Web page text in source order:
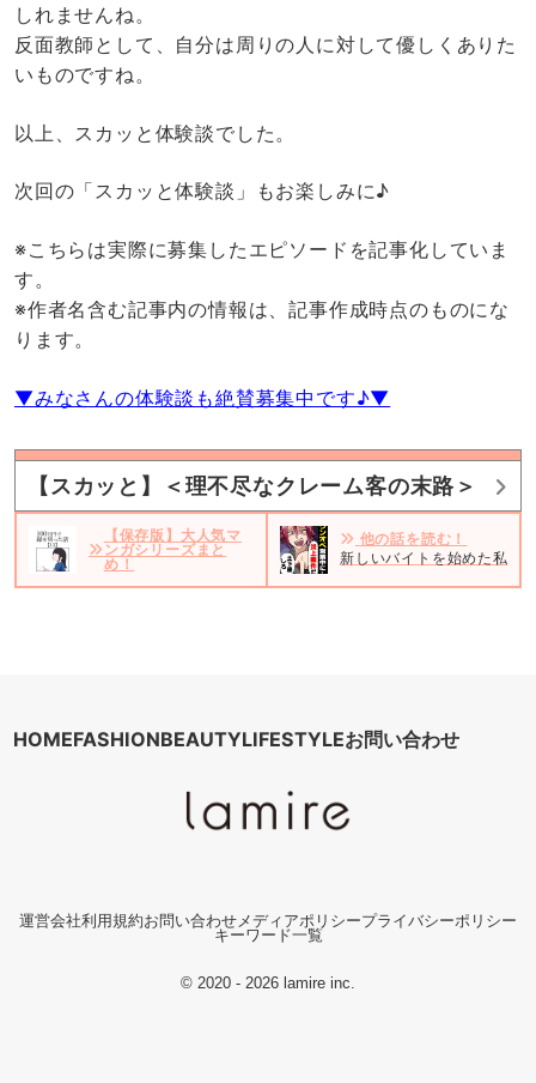
しれませんね。
反面教師として、自分は周りの人に対して優しくありた
いものですね。
以上、スカッと体験談でした。
次回の「スカッと体験談」もお楽しみに♪
※こちらは実際に募集したエピソードを記事化していま
す。
※作者名含む記事内の情報は、記事作成時点のものにな
ります。
▼みなさんの体験談も絶賛募集中です♪▼
【スカッと】＜理不尽なクレーム客の末路＞
【保存版】大人気マ
ンガシリーズまと
め！
他の話を読む！
新しいバイトを始めた私。
HOMEFASHIONBEAUTYLIFESTYLEお問い合わせ
運営会社利用規約お問い合わせ メディアポリシープライバシーポリシー
キーワード一覧
© 2020 - 2026 lamire inc.